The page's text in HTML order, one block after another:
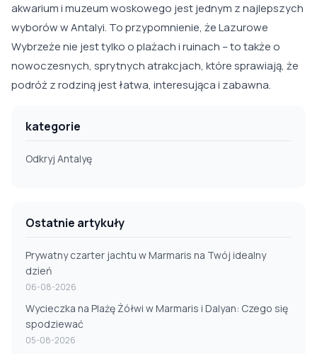
akwarium i muzeum woskowego jest jednym z najlepszych
wyborów w Antalyi. To przypomnienie, że Lazurowe
Wybrzeże nie jest tylko o plażach i ruinach – to także o
nowoczesnych, sprytnych atrakcjach, które sprawiają, że
podróż z rodziną jest łatwa, interesująca i zabawna.
kategorie
Odkryj Antalyę
Ostatnie artykuły
Prywatny czarter jachtu w Marmaris na Twój idealny
dzień
06-08-2026
Wycieczka na Plażę Żółwi w Marmaris i Dalyan: Czego się
spodziewać
05-08-2026